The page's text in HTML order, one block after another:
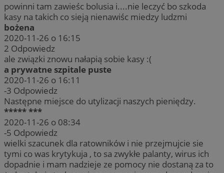
powinni tam zawieśc bolusia i....nie leczyć bo szkoda
kasy na takich co sieją nienawiśc miedzy ludzmi
bożena
2020-11-26 o 16:15
2 Odpowiedz
ale związki znowu nałapią sobie kasy :(
a prywatne szpitale puste
2020-11-26 o 16:11
-3 Odpowiedz
Następne miejsce do utylizacji naszych pieniędzy.
***** ***
2020-11-26 o 08:34
-5 Odpowiedz
wielki szacunek dla ratowników i nie przejmujcie sie
tymi co was krytykuja , to sa zwykłe palanty, wirus ich
dopadnie i mam nadzieje ze pomocy nie dostaną za to